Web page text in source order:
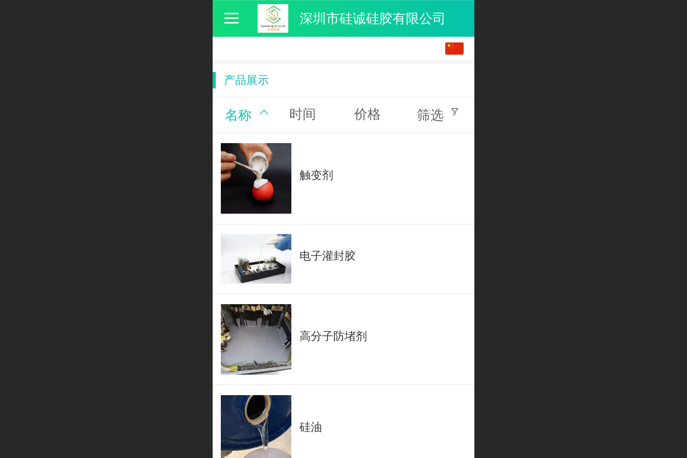
深圳市硅诚硅胶有限公司
产品展示
名称 时间 价格 筛选
触变剂
电子灌封胶
高分子防堵剂
硅油